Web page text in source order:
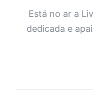
Está no ar a
dedicada e